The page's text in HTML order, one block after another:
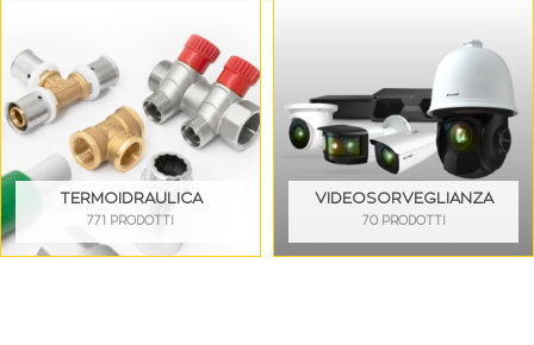
TERMOIDRAULICA
771 PRODOTTI
VIDEOSORVEGLIANZA
70 PRODOTTI